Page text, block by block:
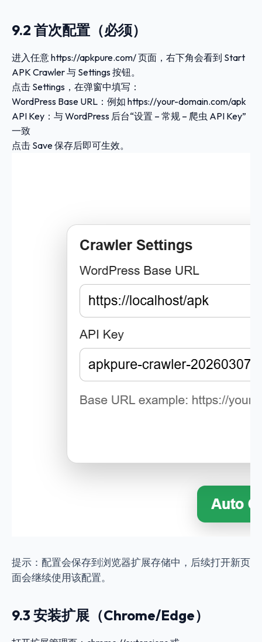
9.2 首次配置（必须）
进入任意https://apkpure.com/页面，右下角会看到 Start
APK Crawler与 Settings按钮。
点击 Settings ，在弹窗中填写：
WordPress Base URL ：例如 https://your-domain.com/apk
API Key ：与 WordPress 后台“设置 – 常规 – 爬虫 API Key”
一致
点击 Save保存后即可生效。
提示：配置会保存到浏览器扩展存储中，后续打开新页
面会继续使用该配置。
9.3 安装扩展（Chrome/Edge）